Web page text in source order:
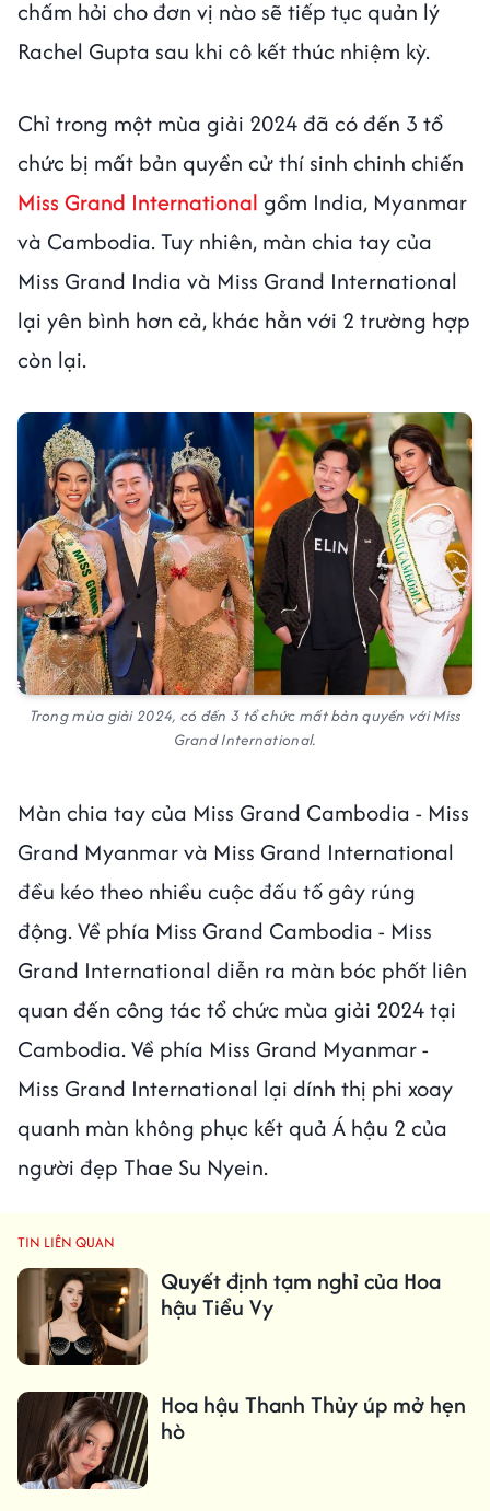
chấm hỏi cho đơn vị nào sẽ tiếp tục quản lý
Rachel Gupta sau khi cô kết thúc nhiệm kỳ.
Chỉ trong một mùa giải 2024 đã có đến 3 tổ
chức bị mất bản quyền cử thí sinh chinh chiến
Miss Grand International gồm India, Myanmar
và Cambodia. Tuy nhiên, màn chia tay của
Miss Grand India và Miss Grand International
lại yên bình hơn cả, khác hẳn với 2 trường hợp
còn lại.
Trong mùa giải 2024, có đến 3 tổ chức mất bản quyền với Miss
Grand International.
Màn chia tay của Miss Grand Cambodia - Miss
Grand Myanmar và Miss Grand International
đều kéo theo nhiều cuộc đấu tố gây rúng
động. Về phía Miss Grand Cambodia - Miss
Grand International diễn ra màn bóc phốt liên
quan đến công tác tổ chức mùa giải 2024 tại
Cambodia. Về phía Miss Grand Myanmar -
Miss Grand International lại dính thị phi xoay
quanh màn không phục kết quả Á hậu 2 của
người đẹp Thae Su Nyein.
TIN LIÊN QUAN
Quyết định tạm nghỉ của Hoa
hậu Tiểu Vy
Hoa hậu Thanh Thủy úp mở hẹn
hò